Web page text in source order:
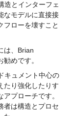
造とインターフェ
なモデルに直接接
フローを壊すこと
は、Brian
勧めです。
キュメント中心の
たり強化したりす
プローチです。
者は構造とプロセ